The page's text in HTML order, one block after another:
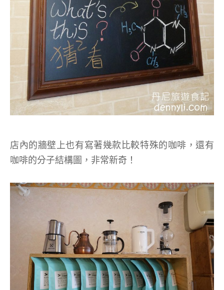
店內的牆壁上也有寫著幾款比較特殊的咖啡，還有
咖啡的分子結構圖，非常新奇！